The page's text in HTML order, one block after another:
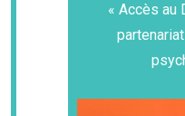
« Accès au